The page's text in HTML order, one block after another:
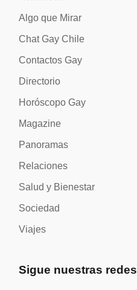
Algo que Mirar
Chat Gay Chile
Contactos Gay
Directorio
Horóscopo Gay
Magazine
Panoramas
Relaciones
Salud y Bienestar
Sociedad
Viajes
Sigue nuestras redes